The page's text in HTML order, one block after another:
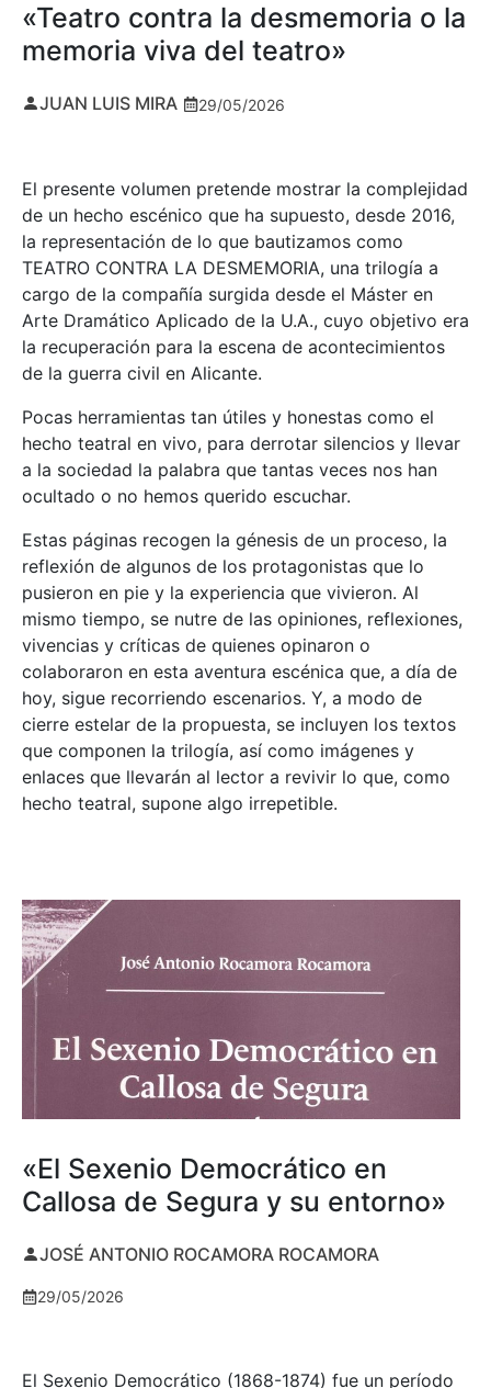
«Teatro contra la desmemoria o la
memoria viva del teatro»
JUAN LUIS MIRA 29/05/2026
El presente volumen pretende mostrar la complejidad
de un hecho escénico que ha supuesto, desde 2016,
la representación de lo que bautizamos como
TEATRO CONTRA LA DESMEMORIA, una trilogía a
cargo de la compañía surgida desde el Máster en
Arte Dramático Aplicado de la U.A., cuyo objetivo era
la recuperación para la escena de acontecimientos
de la guerra civil en Alicante.
Pocas herramientas tan útiles y honestas como el
hecho teatral en vivo, para derrotar silencios y llevar
a la sociedad la palabra que tantas veces nos han
ocultado o no hemos querido escuchar.
Estas páginas recogen la génesis de un proceso, la
reflexión de algunos de los protagonistas que lo
pusieron en pie y la experiencia que vivieron. Al
mismo tiempo, se nutre de las opiniones, reflexiones,
vivencias y críticas de quienes opinaron o
colaboraron en esta aventura escénica que, a día de
hoy, sigue recorriendo escenarios. Y, a modo de
cierre estelar de la propuesta, se incluyen los textos
que componen la trilogía, así como imágenes y
enlaces que llevarán al lector a revivir lo que, como
hecho teatral, supone algo irrepetible.
«El Sexenio Democrático en
Callosa de Segura y su entorno»
JOSÉ ANTONIO ROCAMORA ROCAMORA
29/05/2026
El Sexenio Democrático (1868-1874) fue un período